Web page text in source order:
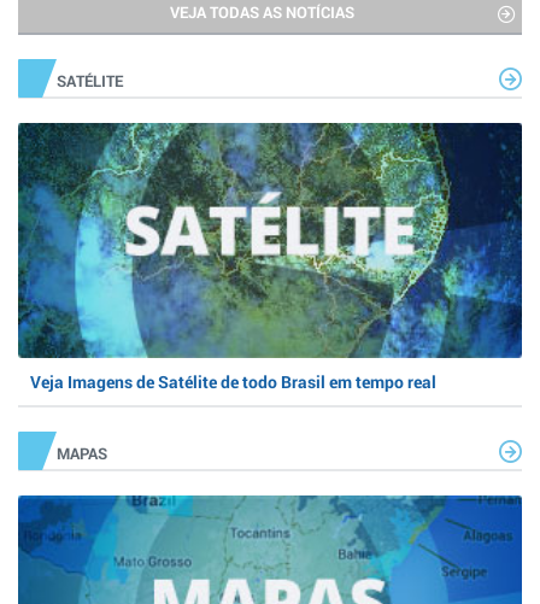
VEJA TODAS AS NOTÍCIAS
SATÉLITE
Veja Imagens de Satélite de todo Brasil em tempo real
MAPAS